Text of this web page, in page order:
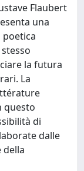
Flaubert
una
poetica
la futura
La
questo
di
dalle
della